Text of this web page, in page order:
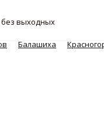
без выходных
Балашиха